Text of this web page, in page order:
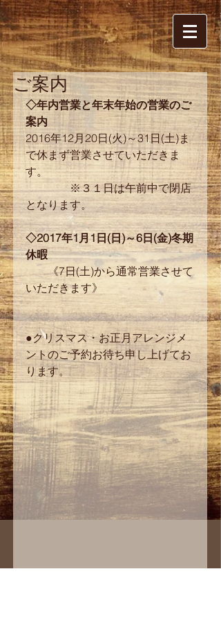
ご案内
◇年内営業と年末年始の営業のご
案内
2016年12月20日(火)～31日(土)ま
で休まず営業させていただきま
す。
※３１日は午前中で閉店
となります。
◇2017年1月1日(日)～6日(金)冬期
休暇
《7日(土)から通常営業させて
いただきます》
●クリスマス・お正月アレンジメ
ントのご予約お待ち申し上げてお
ります。